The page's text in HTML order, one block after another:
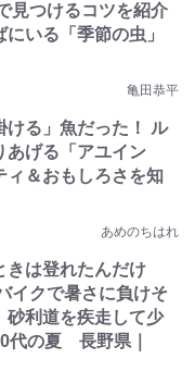
見つけるコツを紹介
にいる「季節の虫」
亀田恭平
ける」魚だった！ ル
あげる「アユイン
ィ＆おもしろさを知
あめのちはれ
きは登れたんだけ
クで暑さに負けそ
砂利道を疾走して少
代の夏 長野県｜